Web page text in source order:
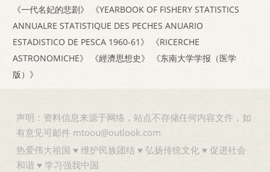
《一代名妃的悲剧》
《YEARBOOK OF FISHERY STATISTICS
ANNUALRE STATISTIQUE DES PECHES ANUARIO
ESTADISTICO DE PESCA 1960-61》
《RICERCHE
ASTRONOMICHE》
《經濟思想史》
《东南大学学报（医学
版）》
声明：资料信息来源于网络，站点不存储任何内容文件，如
有意见可邮件 mtoou@outlook.com
热爱伟大祖国 ♥ 维护民族团结 ♥ 弘扬传统文化 ♥ 促进社会
和谐 ♥ 学习强我中国